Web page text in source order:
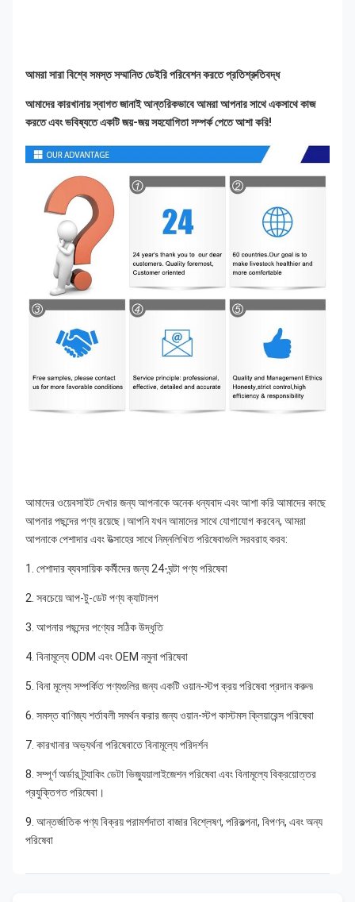
আমরা সারা বিশ্বে সমস্ত সম্মানিত ডেইরি পরিবেশন করতে প্রতিশ্রুতিবদ্ধ
আমাদের কারখানায় স্বাগত জানাই আন্তরিকভাবে আমরা আপনার সাথে একসাথে কাজ
করতে এবং ভবিষ্যতে একটি জয়-জয় সহযোগিতা সম্পর্ক পেতে আশা করি!
আমাদের ওয়েবসাইট দেখার জন্য আপনাকে অনেক ধন্যবাদ এবং আশা করি আমাদের কাছে
আপনার পছন্দের পণ্য রয়েছে।আপনি যখন আমাদের সাথে যোগাযোগ করবেন, আমরা
আপনাকে পেশাদার এবং উত্সাহের সাথে নিম্নলিখিত পরিষেবাগুলি সরবরাহ করব:
1. পেশাদার ব্যবসায়িক কর্মীদের জন্য 24-ঘন্টা পণ্য পরিষেবা
2. সবচেয়ে আপ-টু-ডেট পণ্য ক্যাটালগ
3. আপনার পছন্দের পণ্যের সঠিক উদ্ধৃতি
4. বিনামূল্যে ODM এবং OEM নমুনা পরিষেবা
5. বিনা মূল্যে সম্পর্কিত পণ্যগুলির জন্য একটি ওয়ান-স্টপ ক্রয় পরিষেবা প্রদান করুন৷
6. সমস্ত বাণিজ্য শর্তাবলী সমর্থন করার জন্য ওয়ান-স্টপ কাস্টমস ক্লিয়ারেন্স পরিষেবা
7. কারখানার অভ্যর্থনা পরিষেবাতে বিনামূল্যে পরিদর্শন
8. সম্পূর্ণ অর্ডার ট্র্যাকিং ডেটা ভিজ্যুয়ালাইজেশন পরিষেবা এবং বিনামূল্যে বিক্রয়োত্তর
প্রযুক্তিগত পরিষেবা।
9. আন্তর্জাতিক পণ্য বিক্রয় পরামর্শদাতা বাজার বিশ্লেষণ, পরিকল্পনা, বিপণন, এবং অন্য
পরিষেবা